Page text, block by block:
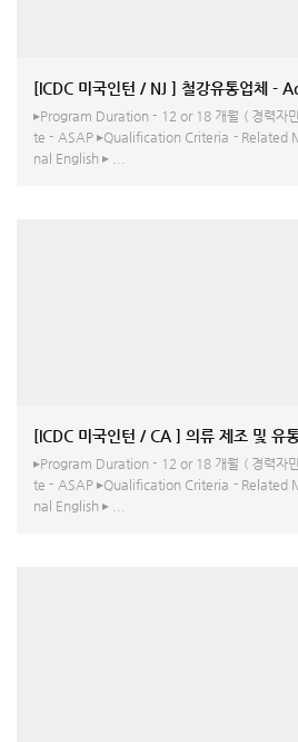
[ICDC 미국인턴 / NJ ] 철강유통업체 -
▸Program Duration - 12 or 18 개월 ( 경력자
te - ASAP ▸Qualification Criteria - Related
nal English ▸ ...
▸Program Duration - 12 or 18 개월 ( 경력자
te - ASAP ▸Qualification Criteria - Related
nal English ▸ ...